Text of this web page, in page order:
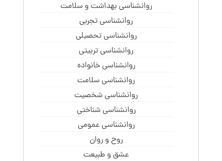
روانشناسی بهداشت و سلامت
روانشناسی تجربی
روانشناسی تحصیلی
روانشناسی تربیتی
روانشناسی خانواده
روانشناسی سلامت
روانشناسی شخصیت
روانشناسی شناختی
روانشناسی عمومی
روح و روان
عشق و طبیعت